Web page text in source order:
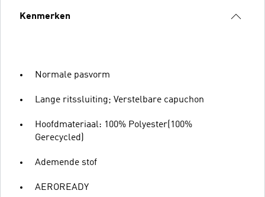
Kenmerken
Normale pasvorm
Lange ritssluiting; Verstelbare capuchon
Hoofdmateriaal: 100% Polyester(100%
Gerecycled)
Ademende stof
AEROREADY